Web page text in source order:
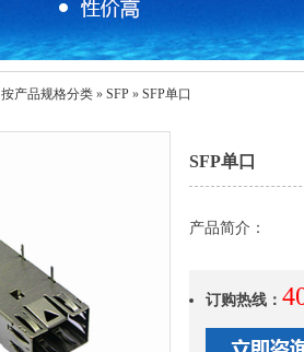
按产品规格分类 » SFP » SFP单口
SFP单口
产品简介：
订购热线：